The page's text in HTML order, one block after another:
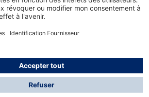
les produits
SAS, 2024
de gestion et de livraison standard
de la valeur ou du volume de